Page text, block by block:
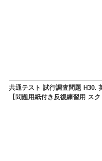
共通テスト 試行調査問題 H30.
【問題用紙付き反復練習用 ス